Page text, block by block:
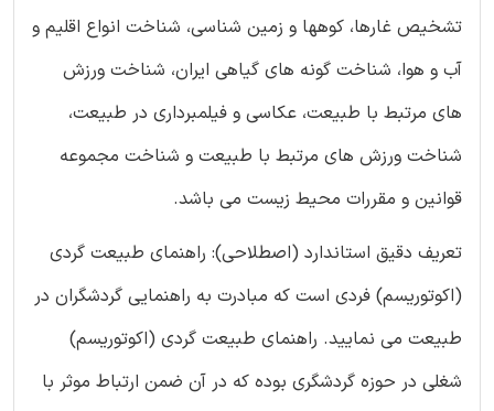
تشخیص غارها، کوهها و زمین شناسی، شناخت انواع اقلیم و
آب و هوا، شناخت گونه های گیاهی ایران، شناخت ورزش
های مرتبط با طبیعت، عکاسی و فیلمبرداری در طبیعت،
شناخت ورزش های مرتبط با طبیعت و شناخت مجموعه
قوانین و مقررات محیط زیست می باشد.
تعریف دقیق استاندارد (اصطلاحی): راهنمای طبیعت گردی
(اکوتوریسم) فردی است که مبادرت به راهنمایی گردشگران در
طبیعت می نمایید. راهنمای طبیعت گردی (اکوتوریسم)
شغلی در حوزه گردشگری بوده که در آن ضمن ارتباط موثر با